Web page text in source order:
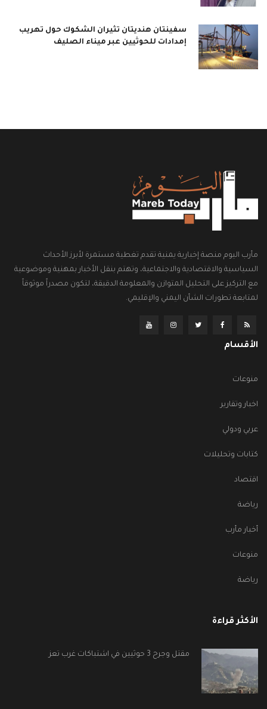
سفينتان هنديتان تثيران الشكوك حول تهريب
إمدادات للحوثيين عبر ميناء الصليف
مأرب اليوم منصة إخبارية يمنية تقدم تغطية مستمرة لأبرز الأحداث
السياسية والاقتصادية والاجتماعية، وتهتم بنقل الأخبار بمهنية وموضوعية
مع التركيز على التحليل المتوازن والمعلومة الدقيقة، لتكون مصدراً موثوقاً
لمتابعة تطورات الشأن اليمني والإقليمي.
الأقسام
منوعات
اخبار وتقارير
عربي ودولي
كتابات وتحليلات
اقتصاد
رياضة
أخبار مأرب
منوعات
رياضة
الأكثر قراءة
مقتل وجرح 3 حوثيين في اشتباكات غرب تعز